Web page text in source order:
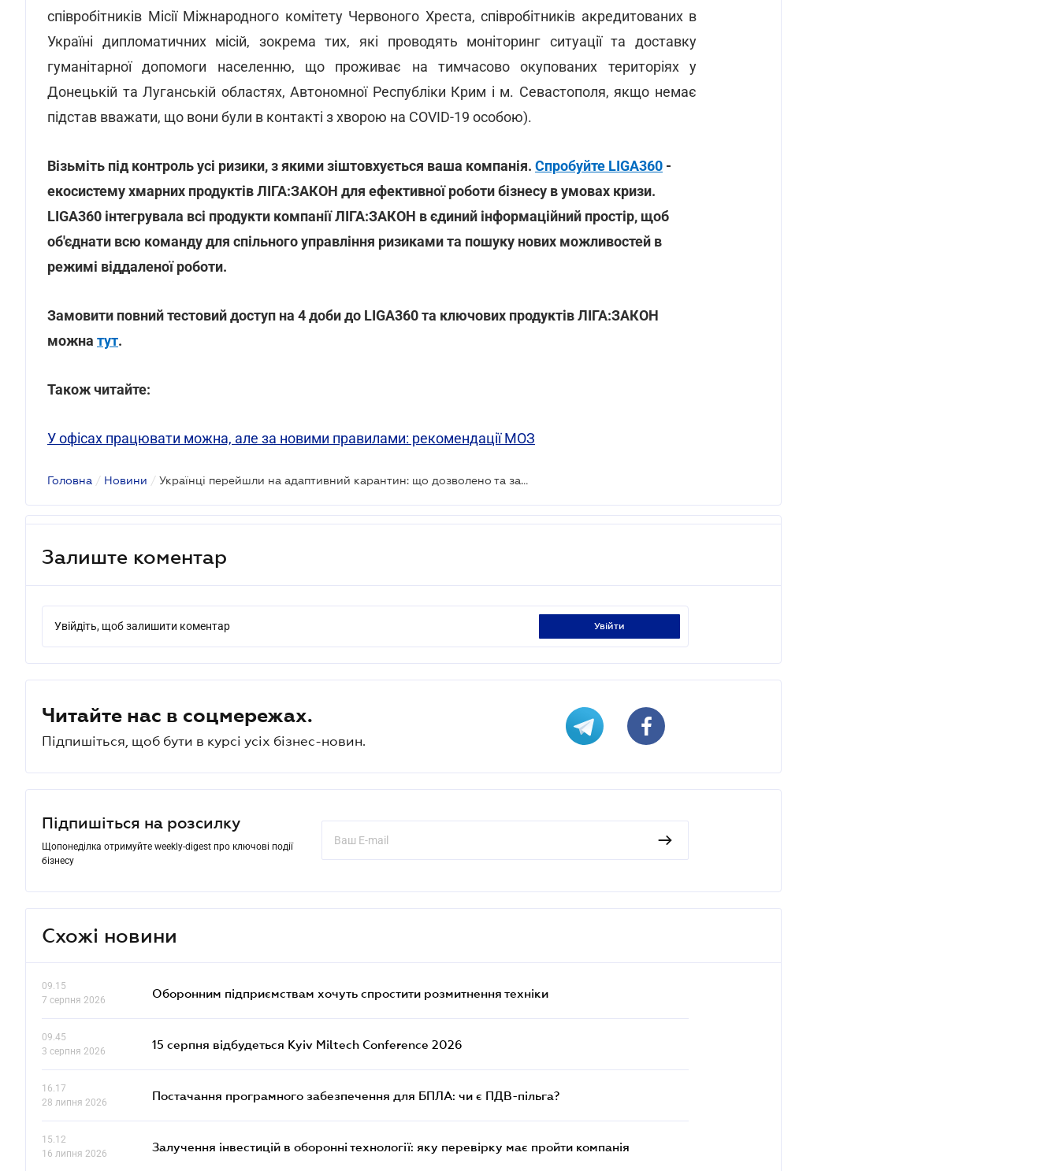
співробітників Місії Міжнародного комітету Червоного Хреста, співробітників акредитованих в
Україні дипломатичних місій, зокрема тих, які проводять моніторинг ситуації та доставку
гуманітарної допомоги населенню, що проживає на тимчасово окупованих територіях у
Донецькій та Луганській областях, Автономної Республіки Крим і м. Севастополя, якщо немає
підстав вважати, що вони були в контакті з хворою на COVID-19 особою).
Візьміть під контроль усі ризики, з якими зіштовхується ваша компанія. Спробуйте LIGA360 -
екосистему хмарних продуктів ЛІГА:ЗАКОН для ефективної роботи бізнесу в умовах кризи.
LIGA360 інтегрувала всі продукти компанії ЛІГА:ЗАКОН в єдиний інформаційний простір, щоб
об'єднати всю команду для спільного управління ризиками та пошуку нових можливостей в
режимі віддаленої роботи.
Замовити повний тестовий доступ на 4 доби до LIGA360 та ключових продуктів ЛІГА:ЗАКОН
можна тут.
Також читайте:
У офісах працювати можна, але за новими правилами: рекомендації МОЗ
Головна / Новини / Українці перейшли на адаптивний карантин: що дозволено та заборонено
Залиште коментар
Увійдіть, щоб залишити коментар увійти
Читайте нас в соцмережах.
Підпишіться, щоб бути в курсі усіх бізнес-новин.
Підпишіться на розсилку
Щопонеділка отримуйте weekly-digest про ключові події
бізнесу
Схожі новини
09.15
7 серпня 2026
Оборонним підприємствам хочуть спростити розмитнення техніки
09.45
3 серпня 2026
15 серпня відбудеться Kyiv Miltech Conference 2026
16.17
28 липня 2026
Постачання програмного забезпечення для БПЛА: чи є ПДВ-пільга?
15.12
16 липня 2026
Залучення інвестицій в оборонні технології: яку перевірку має пройти компанія